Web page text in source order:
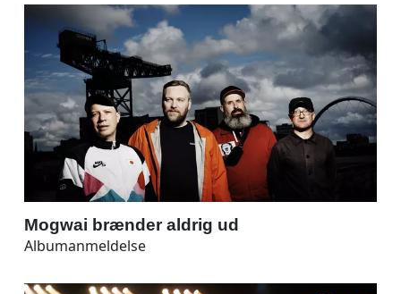
Mogwai brænder aldrig ud
Albumanmeldelse